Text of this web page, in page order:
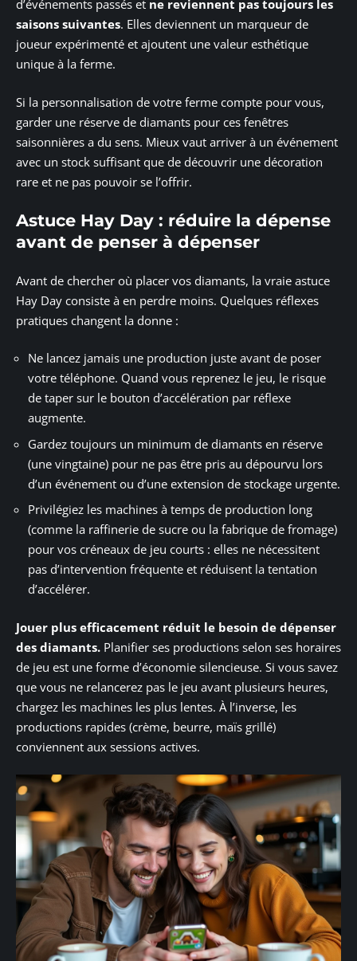
d’événements passés et ne reviennent pas toujours les
saisons suivantes. Elles deviennent un marqueur de
joueur expérimenté et ajoutent une valeur esthétique
unique à la ferme.
Si la personnalisation de votre ferme compte pour vous,
garder une réserve de diamants pour ces fenêtres
saisonnières a du sens. Mieux vaut arriver à un événement
avec un stock suffisant que de découvrir une décoration
rare et ne pas pouvoir se l’offrir.
Astuce Hay Day : réduire la dépense
avant de penser à dépenser
Avant de chercher où placer vos diamants, la vraie astuce
Hay Day consiste à en perdre moins. Quelques réflexes
pratiques changent la donne :
Ne lancez jamais une production juste avant de poser
votre téléphone. Quand vous reprenez le jeu, le risque
de taper sur le bouton d’accélération par réflexe
augmente.
Gardez toujours un minimum de diamants en réserve
(une vingtaine) pour ne pas être pris au dépourvu lors
d’un événement ou d’une extension de stockage urgente.
Privilégiez les machines à temps de production long
(comme la raffinerie de sucre ou la fabrique de fromage)
pour vos créneaux de jeu courts : elles ne nécessitent
pas d’intervention fréquente et réduisent la tentation
d’accélérer.
Jouer plus efficacement réduit le besoin de dépenser
des diamants. Planifier ses productions selon ses horaires
de jeu est une forme d’économie silencieuse. Si vous savez
que vous ne relancerez pas le jeu avant plusieurs heures,
chargez les machines les plus lentes. À l’inverse, les
productions rapides (crème, beurre, maïs grillé)
conviennent aux sessions actives.